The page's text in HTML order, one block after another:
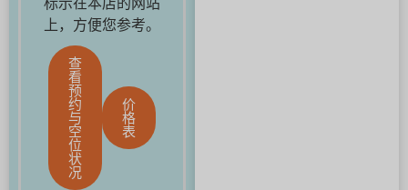
上，方便您参考。
查
看
预
约
与
空
位
状
况
价
格
表